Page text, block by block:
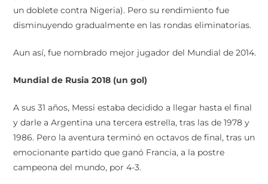
un doblete contra Nigeria). Pero su rendimiento fue
disminuyendo gradualmente en las rondas eliminatorias.
Aun así, fue nombrado mejor jugador del Mundial de 2014.
Mundial de Rusia 2018 (un gol)
A sus 31 años, Messi estaba decidido a llegar hasta el final
y darle a Argentina una tercera estrella, tras las de 1978 y
1986. Pero la aventura terminó en octavos de final, tras un
emocionante partido que ganó Francia, a la postre
campeona del mundo, por 4-3.